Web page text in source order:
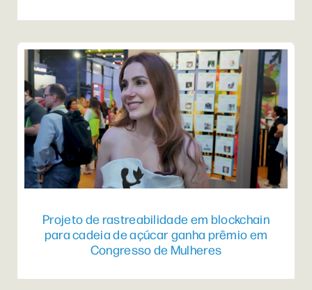
Projeto de rastreabilidade em blockchain
para cadeia de açúcar ganha prêmio em
Congresso de Mulheres